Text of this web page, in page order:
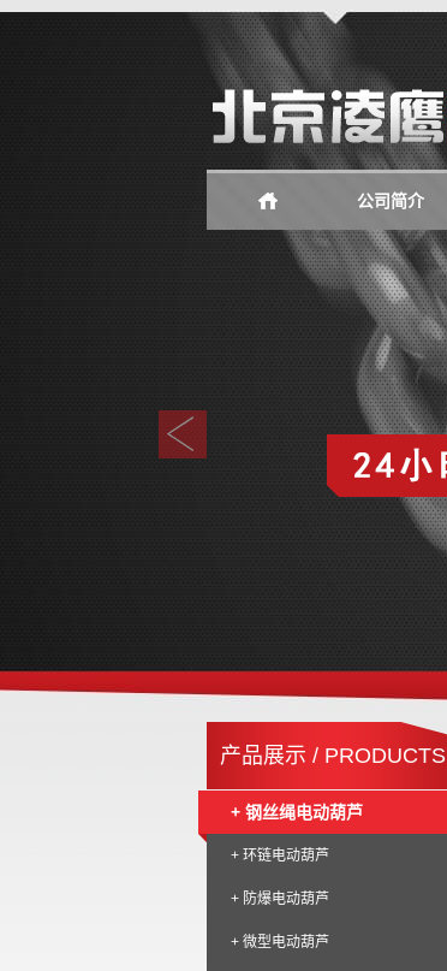
公司简介
产品展示 / PRODUCTS
+ 钢丝绳电动葫芦
+ 环链电动葫芦
+ 防爆电动葫芦
+ 微型电动葫芦